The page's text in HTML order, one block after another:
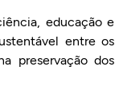
educação e
entre os
preservação dos